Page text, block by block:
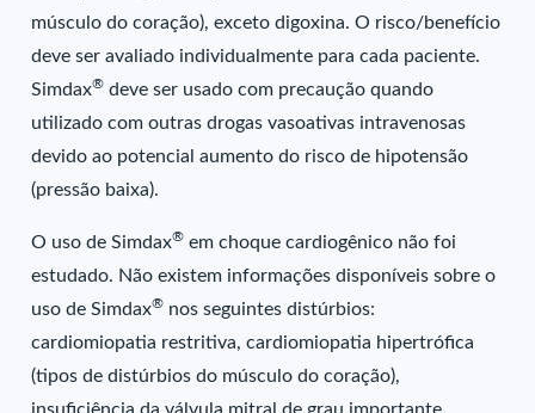
músculo do coração), exceto digoxina. O risco/benefício
deve ser avaliado individualmente para cada paciente.
Simdax® deve ser usado com precaução quando
utilizado com outras drogas vasoativas intravenosas
devido ao potencial aumento do risco de hipotensão
(pressão baixa).
O uso de Simdax® em choque cardiogênico não foi
estudado. Não existem informações disponíveis sobre o
uso de Simdax® nos seguintes distúrbios:
cardiomiopatia restritiva, cardiomiopatia hipertrófica
(tipos de distúrbios do músculo do coração),